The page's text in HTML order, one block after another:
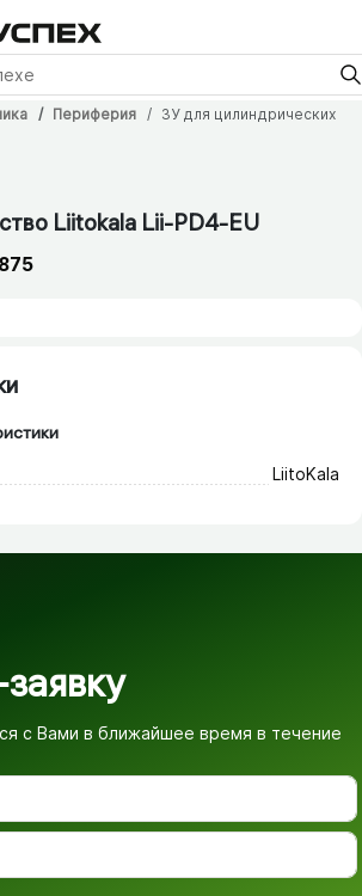
Периферия
ЗУ для цилиндрических
Liitokala Lii-PD4-EU
LiitoKala
с Вами в ближайшее время в течение